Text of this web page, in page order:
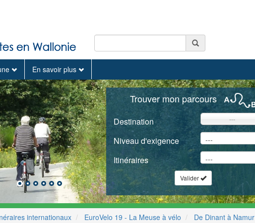
En savoir plus
Trouver mon parcours
Destination ---
Niveau d'exigence
Itinéraires
Valider
internationaux EuroVelo 19 - La Meuse à vélo De Dinant à Namur